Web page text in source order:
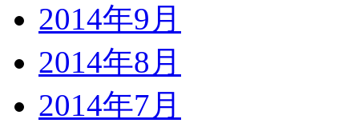
2014年9月
2014年8月
2014年7月